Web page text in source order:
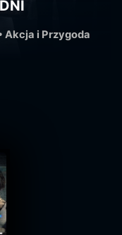
Akcja i Przygoda